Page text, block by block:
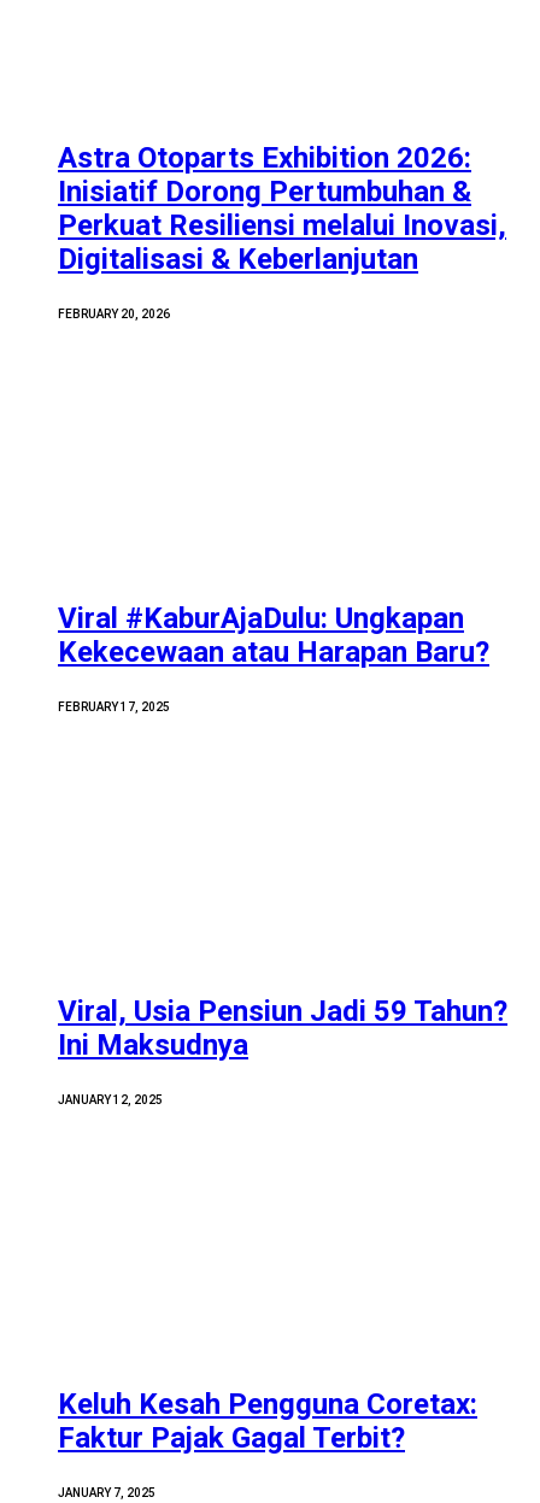
Astra Otoparts Exhibition 2026:
Inisiatif Dorong Pertumbuhan &
Perkuat Resiliensi melalui Inovasi,
Digitalisasi & Keberlanjutan
FEBRUARY 20, 2026
Viral #KaburAjaDulu: Ungkapan
Kekecewaan atau Harapan Baru?
FEBRUARY 17, 2025
Viral, Usia Pensiun Jadi 59 Tahun?
Ini Maksudnya
JANUARY 12, 2025
Keluh Kesah Pengguna Coretax:
Faktur Pajak Gagal Terbit?
JANUARY 7, 2025